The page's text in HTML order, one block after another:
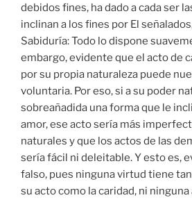
debidos fines, ha dado a cada ser
inclinan a los fines por El
Sabiduría: Todo lo dispone
embargo, evidente que el acto de
por su propia naturaleza puede
voluntaria. Por eso, si a su poder
sobreañadida una forma que le
amor, ese acto sería más
naturales y que los actos de las
sería fácil ni deleitable. Y esto es,
falso, pues ninguna virtud tiene
su acto como la caridad, ni ninguna